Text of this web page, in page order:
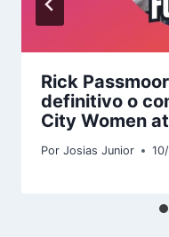
Rick
definitivo o
City Women
Por Josias Junior